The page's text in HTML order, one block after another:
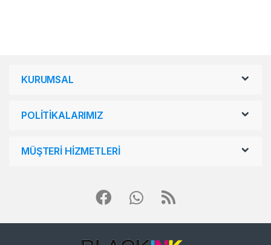
KURUMSAL
POLİTİKALARIMIZ
MÜŞTERİ HİZMETLERİ